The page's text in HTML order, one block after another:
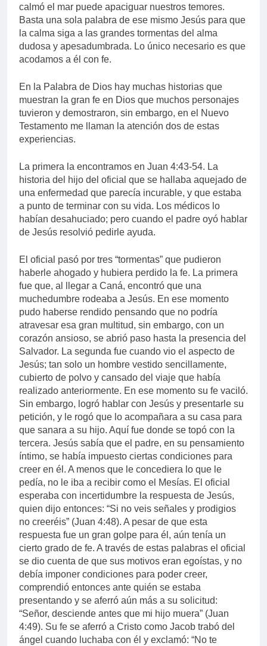
calmó el mar puede apaciguar nuestros temores.
Basta una sola palabra de ese mismo Jesús para que
la calma siga a las grandes tormentas del alma
dudosa y apesadumbrada. Lo único necesario es que
acodamos a él con fe.
En la Palabra de Dios hay muchas historias que
muestran la gran fe en Dios que muchos personajes
tuvieron y demostraron, sin embargo, en el Nuevo
Testamento me llaman la atención dos de estas
experiencias.
La primera la encontramos en Juan 4:43-54. La
historia del hijo del oficial que se hallaba aquejado de
una enfermedad que parecía incurable, y que estaba
a punto de terminar con su vida. Los médicos lo
habían desahuciado; pero cuando el padre oyó hablar
de Jesús resolvió pedirle ayuda.
El oficial pasó por tres “tormentas” que pudieron
haberle ahogado y hubiera perdido la fe. La primera
fue que, al llegar a Caná, encontró que una
muchedumbre rodeaba a Jesús. En ese momento
pudo haberse rendido pensando que no podría
atravesar esa gran multitud, sin embargo, con un
corazón ansioso, se abrió paso hasta la presencia del
Salvador. La segunda fue cuando vio el aspecto de
Jesús; tan solo un hombre vestido sencillamente,
cubierto de polvo y cansado del viaje que había
realizado anteriormente. En ese momento su fe vaciló.
Sin embargo, logró hablar con Jesús y presentarle su
petición, y le rogó que lo acompañara a su casa para
que sanara a su hijo. Aquí fue donde se topó con la
tercera. Jesús sabía que el padre, en su pensamiento
íntimo, se había impuesto ciertas condiciones para
creer en él. A menos que le concediera lo que le
pedía, no le iba a recibir como el Mesías. El oficial
esperaba con incertidumbre la respuesta de Jesús,
quien dijo entonces: “Si no veis señales y prodigios
no creeréis” (Juan 4:48). A pesar de que esta
respuesta fue un gran golpe para él, aún tenía un
cierto grado de fe. A través de estas palabras el oficial
se dio cuenta de que sus motivos eran egoístas, y no
debía imponer condiciones para poder creer,
comprendió entonces ante quién se estaba
presentando y se aferró aún más a su solicitud:
“Señor, desciende antes que mi hijo muera” (Juan
4:49). Su fe se aferró a Cristo como Jacob trabó del
ángel cuando luchaba con él y exclamó: “No te